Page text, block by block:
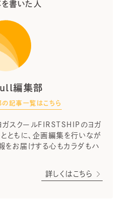
書いた人
編集部
記事一覧はこちら
ガスクールFIRSTSHIPのヨガ
とともに、企画編集を行いなが
をお届けする心もカラダもハ
詳しくはこちら